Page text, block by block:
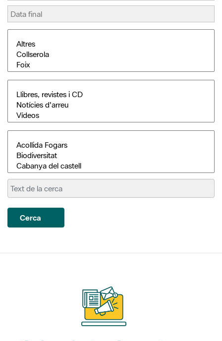
Cerca
Subscriu-te als nostres
butlletins